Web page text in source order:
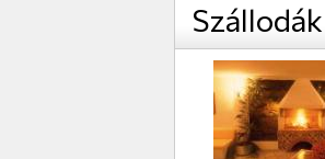
Szállodák